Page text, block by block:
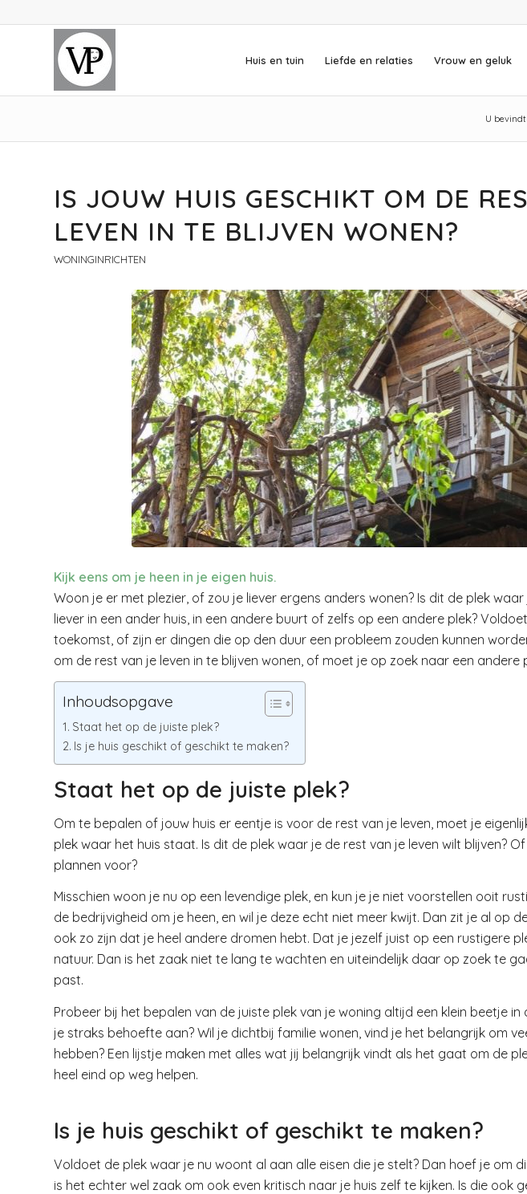
Huis en tuin Liefde en relaties Vrouw en geluk
U
IS JOUW HUIS GESCHIKT OM DE
LEVEN IN TE BLIJVEN WONEN?
WONINGINRICHTEN
Kijk eens om je heen in je eigen huis.
Woon je er met plezier, of zou je liever ergens anders wonen? Is dit de plek
liever in een ander huis, in een andere buurt of zelfs op een andere plek?
toekomst, of zijn er dingen die op den duur een probleem zouden kunnen
om de rest van je leven in te blijven wonen, of moet je op zoek naar een andere
Inhoudsopgave
Staat het op de juiste plek?
Is je huis geschikt of geschikt te maken?
Staat het op de juiste plek?
Om te bepalen of jouw huis er eentje is voor de rest van je leven, moet je
plek waar het huis staat. Is dit de plek waar je de rest van je leven wilt blijven?
plannen voor?
Misschien woon je nu op een levendige plek, en kun je je niet voorstellen ooit
de bedrijvigheid om je heen, en wil je deze echt niet meer kwijt. Dan zit je al op
ook zo zijn dat je heel andere dromen hebt. Dat je jezelf juist op een rustigere
natuur. Dan is het zaak niet te lang te wachten en uiteindelijk daar op zoek te
past.
Probeer bij het bepalen van de juiste plek van je woning altijd een klein beetje
je straks behoefte aan? Wil je dichtbij familie wonen, vind je het belangrijk om
hebben? Een lijstje maken met alles wat jij belangrijk vindt als het gaat om de
heel eind op weg helpen.
Is je huis geschikt of geschikt te maken?
Voldoet de plek waar je nu woont al aan alle eisen die je stelt? Dan hoef je om
is het echter wel zaak om ook even kritisch naar je huis zelf te kijken. Is die ook